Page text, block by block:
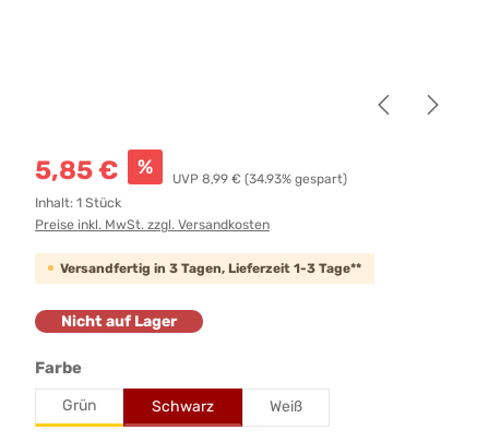
Verkaufspreis:
5,85 € % UVP Regulärer Preis:
8,99 € (34.93% gespart)
Inhalt: 1 Stück
Preise inkl. MwSt. zzgl. Versandkosten
Versandfertig in 3 Tagen, Lieferzeit 1-3 Tage**
Nicht auf Lager
Farbeauswählen
Grün Schwarz Weiß